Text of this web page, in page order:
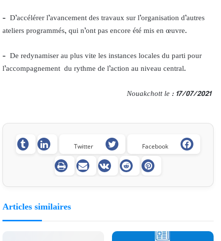
– D’accélérer l’avancement des travaux sur l’organisation d’autres
ateliers programmés, qui n’ont pas encore été mis en œuvre.
– De redynamiser au plus vite les instances locales du parti pour
l’accompagnement du rythme de l’action au niveau central.
Nouakchott le : 17/07/2021
Facebook
Twitter
Articles similaires